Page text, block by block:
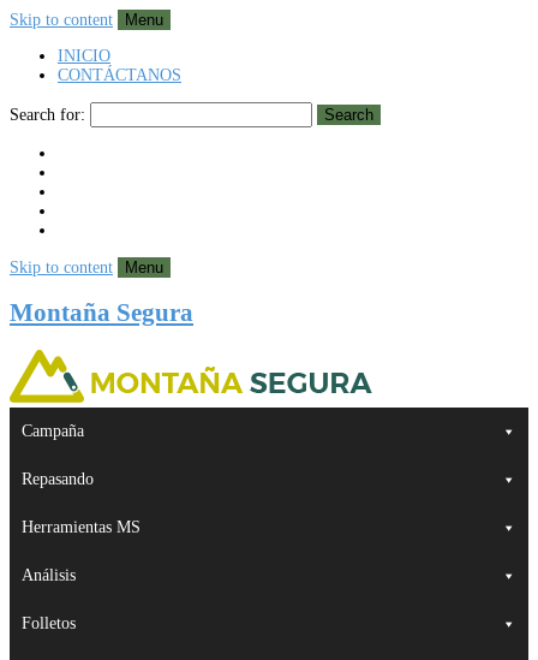
Skip to content
Menu
INICIO
CONTÁCTANOS
Search for: Search
Skip to content Menu
Montaña Segura
Campaña
Repasando
Herramientas MS
Análisis
Folletos